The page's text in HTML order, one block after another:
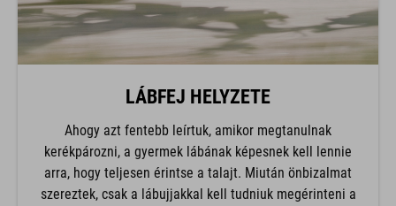
kerékpározni, a gyermek lábának képesnek kell lennie
arra, hogy teljesen érintse a talajt. Miután önbizalmat
szereztek, csak a lábujjakkal kell tudniuk megérinteni a
földet. A magabiztos pedálozás érdekében a lábfejnek